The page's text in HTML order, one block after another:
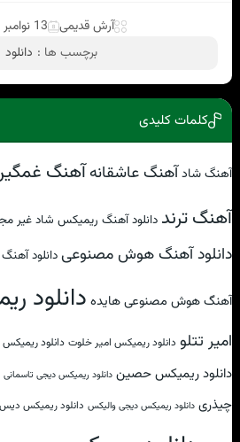
آرش قدیمی
13 نوامبر 2022
برچسب ها : دانلود
کلمات کلیدی
آهنگ شادآهنگ عاشقانهآهنگ
آهنگ ترند دانلود آهنگ ریمیکس شاد غیر
دانلود آهنگ هوش مصنوعیدانلود
آهنگ هوش مصنوعی هایده دانلود
امیر تتلو دانلود ریمیکس امیر خلوت دانلود ریمیکس
دانلود ریمیکس حصین دانلود ریمیکس دیجی تاسمانی
چیذری دانلود ریمیکس دیجی والیکس دانلود ریمیکس دیس